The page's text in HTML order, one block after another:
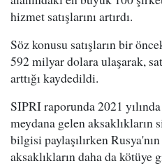
hizmet satışlarını artırdı.
Söz konusu satışların bir
592 milyar dolara ulaşarak,
arttığı kaydedildi.
SIPRI raporunda 2021
meydana gelen
bilgisi paylaşılırken
aksaklıkların daha da